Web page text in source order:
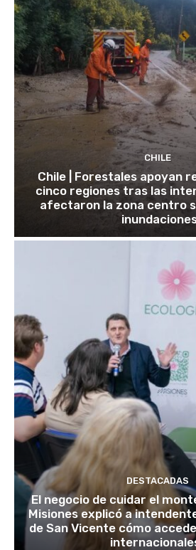
CHILE
Chile | Forestales apoyan
cinco regiones tras las
afectaron la zona centro
DESTACADAS
El negocio de cuidar el
Misiones explicó a
de San Vicente cómo